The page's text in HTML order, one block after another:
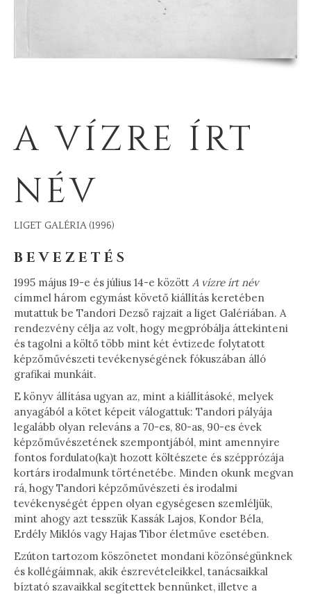
A VÍZRE ÍRT
NÉV
LIGET GALÉRIA (1996)
BEVEZETÉS
1995 május 19-e és július 14-e között A vízre írt név
címmel három egymást követő kiállítás keretében
mutattuk be Tandori Dezső rajzait a liget Galériában. A
rendezvény célja az volt, hogy megpróbálja áttekinteni
és tagolni a költő több mint két évtizede folytatott
képzőművészeti tevékenységének fókuszában álló
grafikai munkáit.
E könyv állítása ugyan az, mint a kiállításoké, melyek
anyagából a kötet képeit válogattuk: Tandori pályája
legalább olyan releváns a 70-es, 80-as, 90-es évek
képzőművészetének szempontjából, mint amennyire
fontos fordulato(ka)t hozott költészete és szépprózája
kortárs irodalmunk történetébe. Minden okunk megvan
rá, hogy Tandori képzőművészeti és irodalmi
tevékenységét éppen olyan egységesen szemléljük,
mint ahogy azt tesszük Kassák Lajos, Kondor Béla,
Erdély Miklós vagy Hajas Tibor életműve esetében.
Ezúton tartozom köszönetet mondani közönségünknek
és kollégáimnak, akik észrevételeikkel, tanácsaikkal
bíztató szavaikkal segítettek bennünket, illetve a